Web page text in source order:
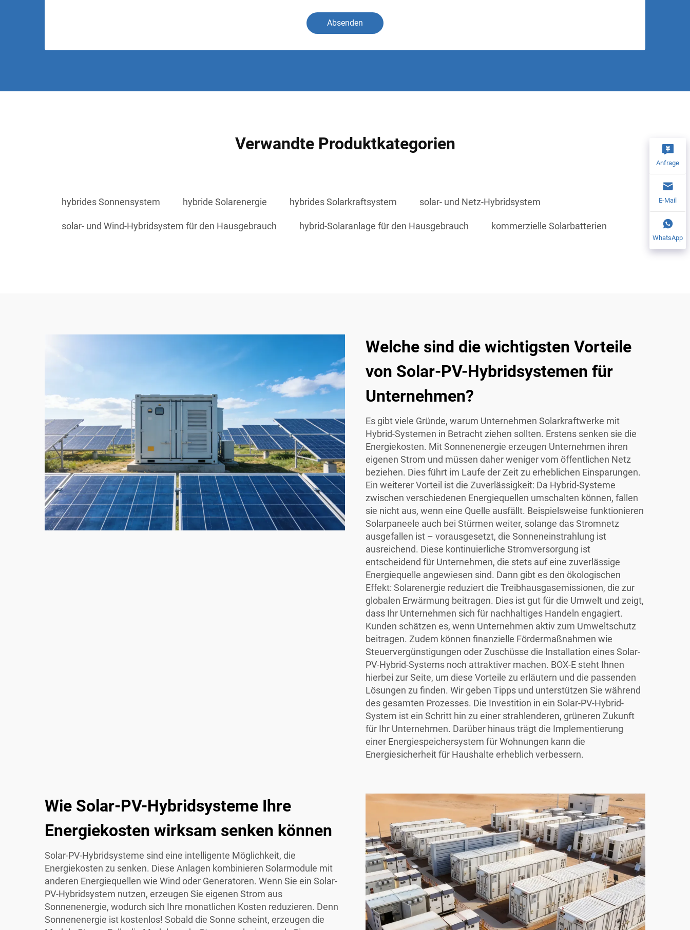
Absenden
Verwandte Produktkategorien
hybrides Sonnensystem hybride Solarenergie hybrides Solarkraftsystem solar- und Netz-Hybridsystem
solar- und Wind-Hybridsystem für den Hausgebrauch hybrid-Solaranlage für den Hausgebrauch kommerzielle Solarbatterien
Welche sind die wichtigsten Vorteile
von Solar-PV-Hybridsystemen für
Unternehmen?
Es gibt viele Gründe, warum Unternehmen Solarkraftwerke mit
Hybrid-Systemen in Betracht ziehen sollten. Erstens senken sie die
Energiekosten. Mit Sonnenenergie erzeugen Unternehmen ihren
eigenen Strom und müssen daher weniger vom öffentlichen Netz
beziehen. Dies führt im Laufe der Zeit zu erheblichen Einsparungen.
Ein weiterer Vorteil ist die Zuverlässigkeit: Da Hybrid-Systeme
zwischen verschiedenen Energiequellen umschalten können, fallen
sie nicht aus, wenn eine Quelle ausfällt. Beispielsweise funktionieren
Solarpaneele auch bei Stürmen weiter, solange das Stromnetz
ausgefallen ist – vorausgesetzt, die Sonneneinstrahlung ist
ausreichend. Diese kontinuierliche Stromversorgung ist
entscheidend für Unternehmen, die stets auf eine zuverlässige
Energiequelle angewiesen sind. Dann gibt es den ökologischen
Effekt: Solarenergie reduziert die Treibhausgasemissionen, die zur
globalen Erwärmung beitragen. Dies ist gut für die Umwelt und zeigt,
dass Ihr Unternehmen sich für nachhaltiges Handeln engagiert.
Kunden schätzen es, wenn Unternehmen aktiv zum Umweltschutz
beitragen. Zudem können finanzielle Fördermaßnahmen wie
Steuervergünstigungen oder Zuschüsse die Installation eines Solar-
PV-Hybrid-Systems noch attraktiver machen. BOX-E steht Ihnen
hierbei zur Seite, um diese Vorteile zu erläutern und die passenden
Lösungen zu finden. Wir geben Tipps und unterstützen Sie während
des gesamten Prozesses. Die Investition in ein Solar-PV-Hybrid-
System ist ein Schritt hin zu einer strahlenderen, grüneren Zukunft
für Ihr Unternehmen. Darüber hinaus trägt die Implementierung
einer Energiespeichersystem für Wohnungen kann die
Energiesicherheit für Haushalte erheblich verbessern.
Wie Solar-PV-Hybridsysteme Ihre
Energiekosten wirksam senken können
Solar-PV-Hybridsysteme sind eine intelligente Möglichkeit, die
Energiekosten zu senken. Diese Anlagen kombinieren Solarmodule mit
anderen Energiequellen wie Wind oder Generatoren. Wenn Sie ein Solar-
PV-Hybridsystem nutzen, erzeugen Sie eigenen Strom aus
Sonnenenergie, wodurch sich Ihre monatlichen Kosten reduzieren. Denn
Sonnenenergie ist kostenlos! Sobald die Sonne scheint, erzeugen die
Anfrage
E-Mail
WhatsApp